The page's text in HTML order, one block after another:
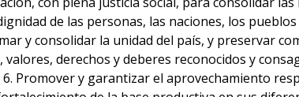
de las personas, las naciones, los
y consolidar la unidad del país, y preservar
derechos y deberes reconocidos y
Promover y garantizar el aprovechamiento